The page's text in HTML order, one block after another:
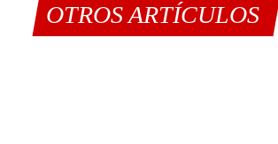
OTROS ARTÍCULOS